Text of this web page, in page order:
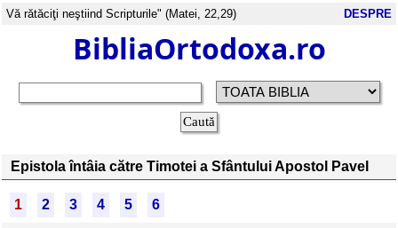
Vă rătăciţi neştiind Scripturile" (Matei, 22,29) DESPRE
BibliaOrtodoxa.ro
Epistola întâia către Timotei a Sfântului Apostol Pavel
1 2 3 4 5
6